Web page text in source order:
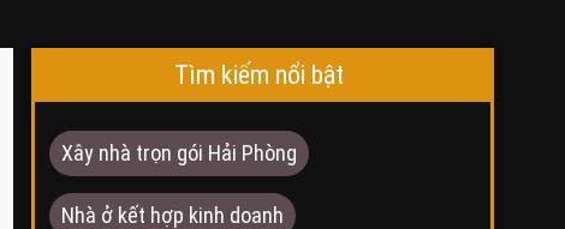
Tìm kiếm nổi bật
Xây nhà trọn gói Hải Phòng
Nhà ở kết hợp kinh doanh